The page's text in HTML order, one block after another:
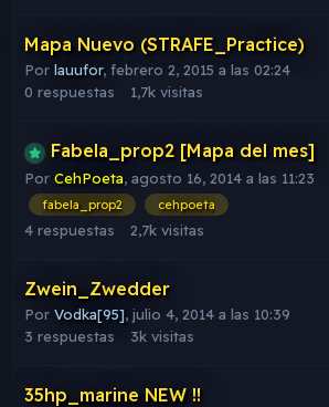
Mapa Nuevo (STRAFE_Practice)
Por lauufor, febrero 2, 2015 a las 02:24
0 respuestas 1,7k visitas
Fabela_prop2 [Mapa del mes]
Por CehPoeta, agosto 16, 2014 a las 11:23
fabela_prop2 cehpoeta
4 respuestas 2,7k visitas
Zwein_Zwedder
Por Vodka[95], julio 4, 2014 a las 10:39
3 respuestas 3k visitas
35hp_marine NEW !!